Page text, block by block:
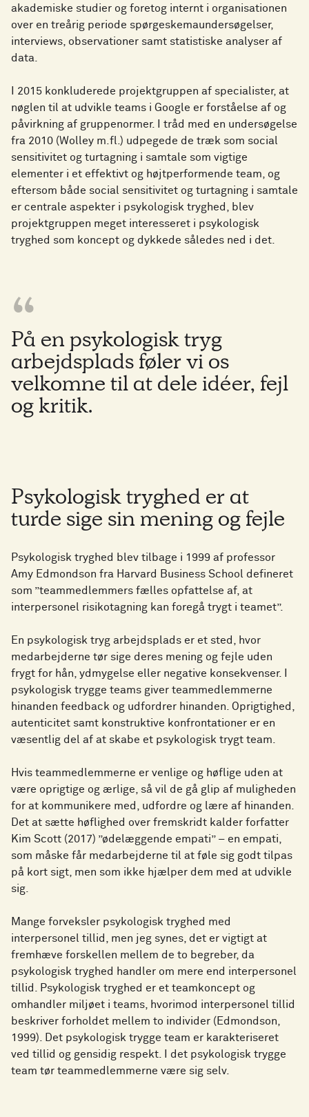
akademiske studier og foretog internt i organisationen
over en treårig periode spørgeskemaundersøgelser,
interviews, observationer samt statistiske analyser af
data.
I 2015 konkluderede projektgruppen af specialister, at
nøglen til at udvikle teams i Google er forståelse af og
påvirkning af gruppenormer. I tråd med en undersøgelse
fra 2010 (Wolley m.fl.) udpegede de træk som social
sensitivitet og turtagning i samtale som vigtige
elementer i et effektivt og højtperformende team, og
eftersom både social sensitivitet og turtagning i samtale
er centrale aspekter i psykologisk tryghed, blev
projektgruppen meget interesseret i psykologisk
tryghed som koncept og dykkede således ned i det.
På en psykologisk tryg
arbejdsplads føler vi os
velkomne til at dele idéer, fejl
og kritik.
Psykologisk tryghed er at
turde sige sin mening og fejle
Psykologisk tryghed blev tilbage i 1999 af professor
Amy Edmondson fra Harvard Business School defineret
som ”teammedlemmers fælles opfattelse af, at
interpersonel risikotagning kan foregå trygt i teamet”.
En psykologisk tryg arbejdsplads er et sted, hvor
medarbejderne tør sige deres mening og fejle uden
frygt for hån, ydmygelse eller negative konsekvenser. I
psykologisk trygge teams giver teammedlemmerne
hinanden feedback og udfordrer hinanden. Oprigtighed,
autenticitet samt konstruktive konfrontationer er en
væsentlig del af at skabe et psykologisk trygt team.
Hvis teammedlemmerne er venlige og høflige uden at
være oprigtige og ærlige, så vil de gå glip af muligheden
for at kommunikere med, udfordre og lære af hinanden.
Det at sætte høflighed over fremskridt kalder forfatter
Kim Scott (2017) ”ødelæggende empati” – en empati,
som måske får medarbejderne til at føle sig godt tilpas
på kort sigt, men som ikke hjælper dem med at udvikle
sig.
Mange forveksler psykologisk tryghed med
interpersonel tillid, men jeg synes, det er vigtigt at
fremhæve forskellen mellem de to begreber, da
psykologisk tryghed handler om mere end interpersonel
tillid. Psykologisk tryghed er et teamkoncept og
omhandler miljøet i teams, hvorimod interpersonel tillid
beskriver forholdet mellem to individer (Edmondson,
1999). Det psykologisk trygge team er karakteriseret
ved tillid og gensidig respekt. I det psykologisk trygge
team tør teammedlemmerne være sig selv.